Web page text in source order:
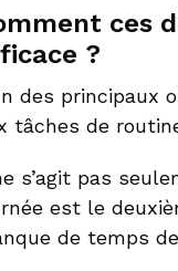
ces
?
des
tâches de
s’agit pas
est le
de temps